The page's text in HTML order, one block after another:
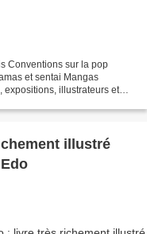
Conventions sur la pop
et sentai Mangas
expositions, illustrateurs et
illustré